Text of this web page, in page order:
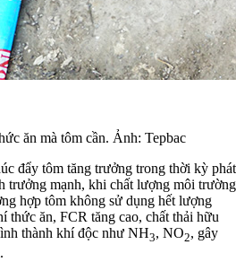
ăn mà tôm cần. Ảnh: Tepbac
đẩy tôm tăng trưởng trong thời kỳ phát
trưởng mạnh, khi chất lượng môi trường
hợp tôm không sử dụng hết lượng
thức ăn, FCR tăng cao, chất thải hữu
thành khí độc như NH3, NO2, gây